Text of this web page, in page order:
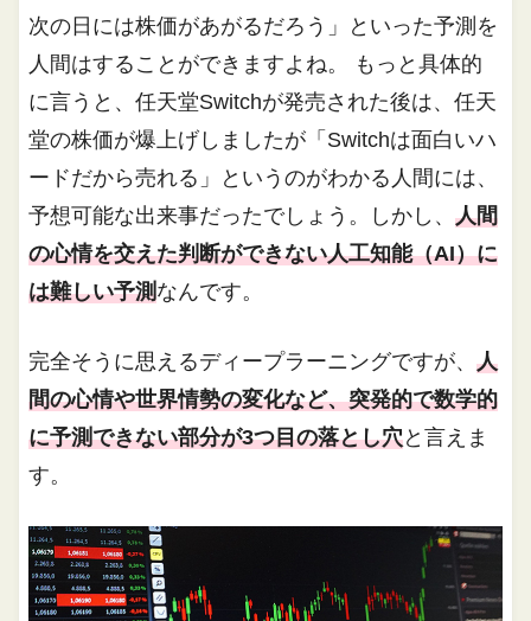
次の日には株価があがるだろう」といった予測を
人間はすることができますよね。 もっと具体的
に言うと、任天堂Switchが発売された後は、任天
堂の株価が爆上げしましたが「Switchは面白いハ
ードだから売れる」というのがわかる人間には、
予想可能な出来事だったでしょう。しかし、人間
の心情を交えた判断ができない人工知能（AI）に
は難しい予測なんです。
完全そうに思えるディープラーニングですが、人
間の心情や世界情勢の変化など、突発的で数学的
に予測できない部分が3つ目の落とし穴と言えま
す。